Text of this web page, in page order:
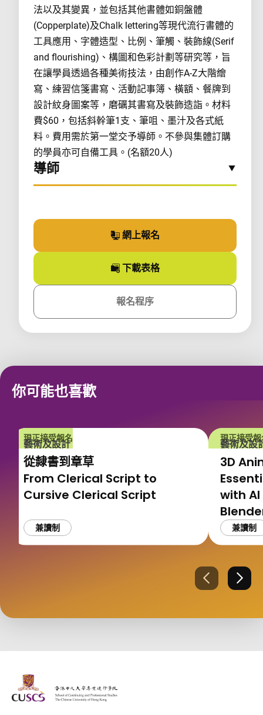
法以及其變異，並包括其他書體如銅盤體
(Copperplate)及Chalk lettering等現代流行書體的
工具應用、字體造型、比例、筆觸、裝飾線(Serif
and flourishing)、構圖和色彩計劃等研究等，旨
在讓學員透過各種美術技法，由創作A-Z大階繪
寫、練習信箋書寫、活動記事簿、橫額、餐牌到
設計紋身圖案等，磨礪其書寫及裝飾造詣。材料
費$60，包括斜幹筆1支、筆咀、墨汁及各式紙
料。費用需於第一堂交予導師。不參與集體訂購
的學員亦可自備工具。(名額20人)
導師
網上報名
下載課程
表格
課程
報名程序
你可能也喜歡
現正接受報名
藝術及設計
從隸書到章草
From Clerical Script to
Cursive Clerical Script
兼讀制
現正接受報
藝術及設
3D
with
工具應
兼讀制
上一張 下一
The Chinese Univeristy of hong Kong